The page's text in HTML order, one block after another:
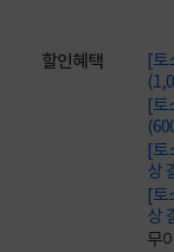
할인혜택
[토
[토
[토
상
[토
상
무